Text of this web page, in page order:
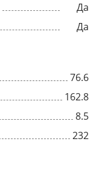
Да
Да
76.6
162.8
8.5
232